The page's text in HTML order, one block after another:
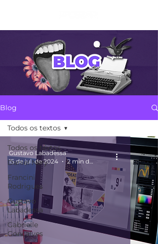
Blog
Todos os textos
Daniel Nery
Francini
Rodrigues
Gustavo
Labadessa
Gabrielle
Gonçalves
Todos os textos
Gustavo Labadessa
15 de jul. de 2024
2 min de leitura